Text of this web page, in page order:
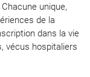
unique,
de la
dans la vie
vécus hospitaliers